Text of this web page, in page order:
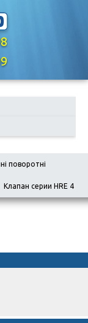
поворотні
Клапан серии HRE 4